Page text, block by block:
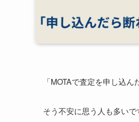
「MOTAで査定を申し込
そう不安に思う人も多いで